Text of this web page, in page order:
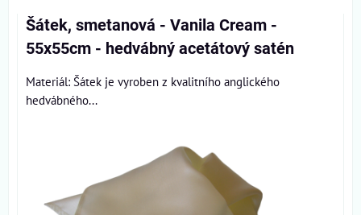
Šátek, smetanová - Vanila Cream -
55x55cm - hedvábný acetátový satén
Materiál: Šátek je vyroben z kvalitního anglického
hedvábného...